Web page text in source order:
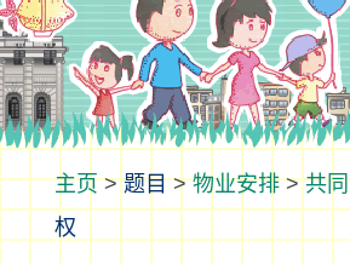
>题目>物业安排>共
权